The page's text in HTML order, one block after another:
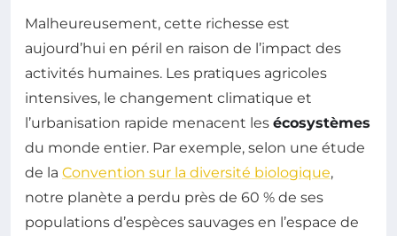
Malheureusement, cette richesse est
aujourd’hui en péril en raison de l’impact des
activités humaines. Les pratiques agricoles
intensives, le changement climatique et
l’urbanisation rapide menacent les écosystèmes
du monde entier. Par exemple, selon une étude
de la Convention sur la diversité biologique,
notre planète a perdu près de 60 % de ses
populations d’espèces sauvages en l’espace de